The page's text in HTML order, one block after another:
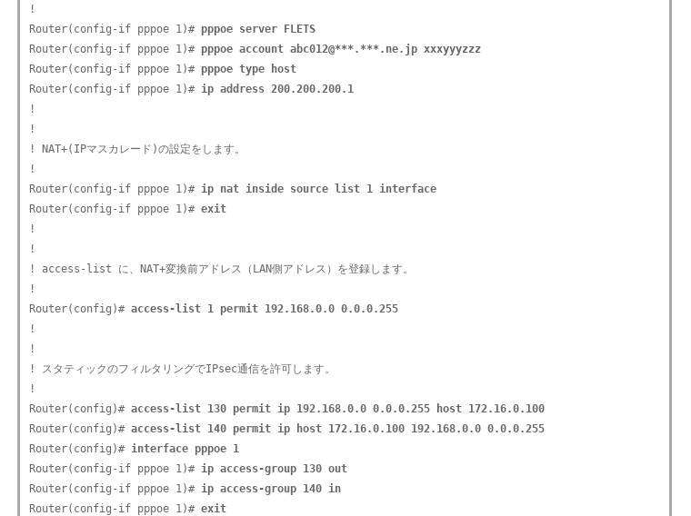
!
Router(config-if pppoe 1)# pppoe server FLETS
Router(config-if pppoe 1)# pppoe account abc012@***.***.ne.jp xxxyyyzzz
Router(config-if pppoe 1)# pppoe type host
Router(config-if pppoe 1)# ip address 200.200.200.1
!
!
! NAT+(IPマスカレード)の設定をします。
!
Router(config-if pppoe 1)# ip nat inside source list 1 interface
Router(config-if pppoe 1)# exit
!
!
! access-list に、NAT+変換前アドレス（LAN側アドレス）を登録します。
!
Router(config)# access-list 1 permit 192.168.0.0 0.0.0.255
!
!
! スタティックのフィルタリングでIPsec通信を許可します。
!
Router(config)# access-list 130 permit ip 192.168.0.0 0.0.0.255 host 172.16.0.100
Router(config)# access-list 140 permit ip host 172.16.0.100 192.168.0.0 0.0.0.255
Router(config)# interface pppoe 1
Router(config-if pppoe 1)# ip access-group 130 out
Router(config-if pppoe 1)# ip access-group 140 in
Router(config-if pppoe 1)# exit